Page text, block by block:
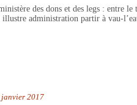
des dons et des legs : entre
administration partir à vau-
janvier 2017